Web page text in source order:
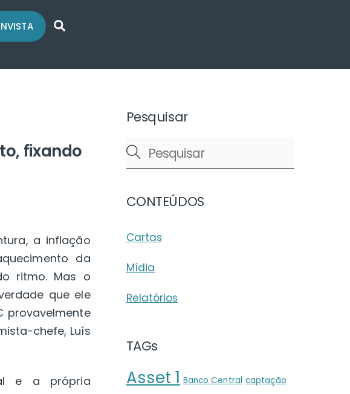
Search
fixando
a inflação
da
ritmo. Mas o
que ele
provavelmente
chefe, Luís
e a própria
Pesquisar
CONTEÚDOS
Cartas
Mídia
Relatórios
TAGs
Asset 1 Banco Central captação